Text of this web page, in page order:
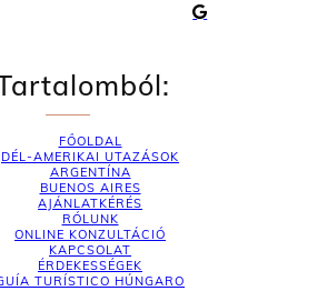
FŐOLDAL
DÉL-AMERIKAI UTAZÁSOK
ARGENTÍNA
BUENOS AIRES
AJÁNLATKÉRÉS
RÓLUNK
ONLINE KONZULTÁCIÓ
KAPCSOLAT
ÉRDEKESSÉGEK
TURÍSTICO HÚNGARO